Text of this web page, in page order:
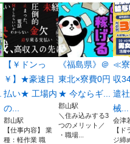
【￥ドンっ
￥】★豪速日
払い★ 工場内
の...
郡山駅
【仕事内容】 業
種：軽作業 職
《福島県》＠
東北×寮費0円
★ 今ならギ...
郡山駅
＼住み込みする3
つのメリット／
・職場...
≪寮
収
遣
械...
会津
【
ジ締